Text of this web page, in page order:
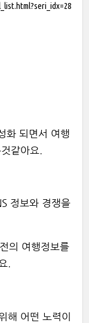
화 되면서 여행
같아요.
정보와 경쟁을
의 여행정보를
.
해 어떤 노력이